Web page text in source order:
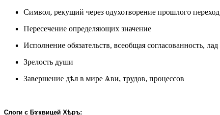
Символ, рекущий через одухотворение прошлого переход
Пересечение определяющих значение
Исполнение обязательств, всеобщая согласованность, лад
Зрелость души
Завершение дѣл в мире Ѧви, трудов, процессов
Слоги с Бɤквицей Хѣръ: